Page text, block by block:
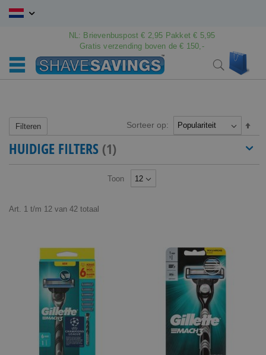
Ga
NL: Brievenbuspost € 2,95 Pakket € 5,95
Gratis verzending boven de € 150,-
Search
Toon
Sorteer op:
naar
Art. 1 t/m 12 van 42 totaal
Filteren
HUIDIGE FILTERS